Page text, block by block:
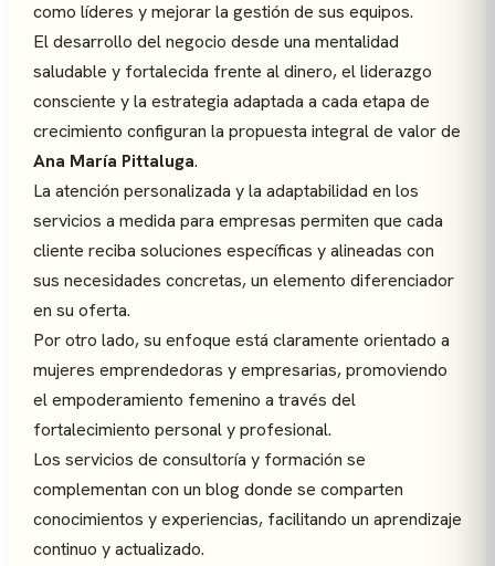
como líderes y mejorar la gestión de sus equipos.
El desarrollo del negocio desde una mentalidad
saludable y fortalecida frente al dinero, el liderazgo
consciente y la estrategia adaptada a cada etapa de
crecimiento configuran la propuesta integral de valor de
Ana María Pittaluga.
La atención personalizada y la adaptabilidad en los
servicios a medida para empresas permiten que cada
cliente reciba soluciones específicas y alineadas con
sus necesidades concretas, un elemento diferenciador
en su oferta.
Por otro lado, su enfoque está claramente orientado a
mujeres emprendedoras y empresarias, promoviendo
el empoderamiento femenino a través del
fortalecimiento personal y profesional.
Los servicios de consultoría y formación se
complementan con un blog donde se comparten
conocimientos y experiencias, facilitando un aprendizaje
continuo y actualizado.